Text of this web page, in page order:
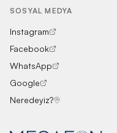
SOSYAL MEDYA
Instagram
Facebook
WhatsApp
Google
Neredeyiz?